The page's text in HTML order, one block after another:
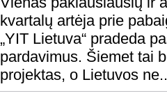
kvartalų artėja prie
„YIT Lietuva“ pradeda
pardavimus. Šiemet tai
projektas, o Lietuvos